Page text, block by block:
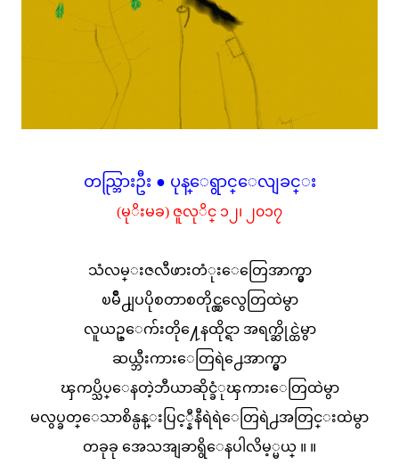
တည္ဘြားဦး ● ပုန္ေရွာင္ေလျခင္း
(မုိးမခ) ဇူလုိင္ ၁၂၊ ၂၀၁၇
သံလမ္းဇလီဖားတံုးေတြေအာက္မွာ
ၿမိဳ႕ျပပိုစတာစတိုင္လွလွေတြထဲမွာ
လူယဥ္ေက်းတို႔ေနထိုင္ရာ အရက္ဆိုင္ထဲမွာ
ဆယ္ဘီးကားေတြရဲ႕ေအာက္မွာ
ၾကပ္သိပ္ေနတဲ့ဘီယာဆိုင္ခံုၾကားေတြထဲမွာ
မလွပ္ခတ္ေသာစိန္ပန္းပြင့္နီနီရဲရဲေတြရဲ႕အတြင္းထဲမွာ
တခုခု အေသအျခာရွိေနပါလိမ့္မယ္ ။ ။